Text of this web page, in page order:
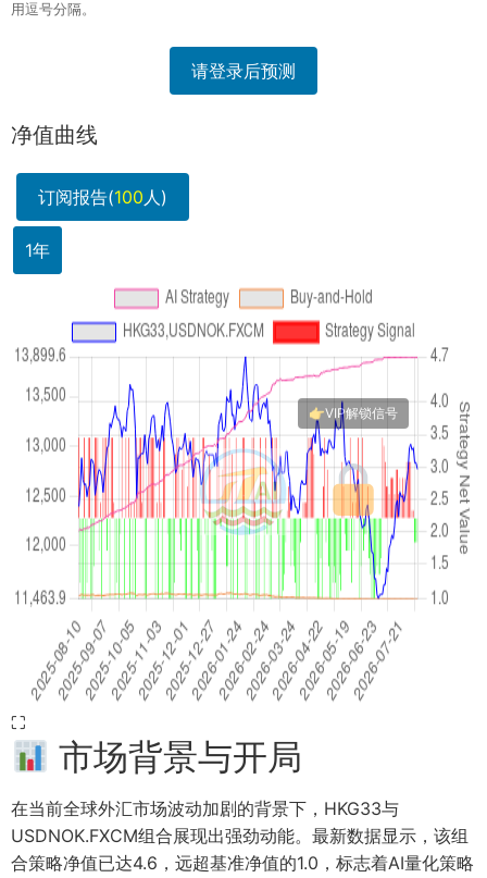
用逗号分隔。
请登录后预测
净值曲线
订阅报告(100人)
1年
⛶
市场背景与开局
在当前全球外汇市场波动加剧的背景下，HKG33与
USDNOK.FXCM组合展现出强劲动能。最新数据显示，该组
合策略净值已达4.6，远超基准净值的1.0，标志着AI量化策略